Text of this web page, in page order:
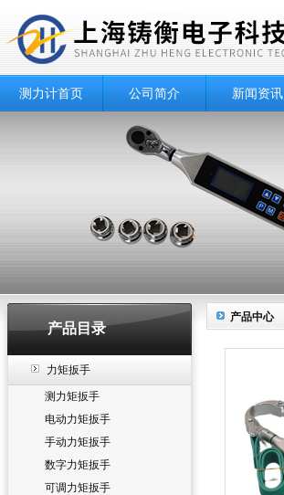
测力计首页 公司简介 新闻资讯
产品目录
力矩扳手
测力矩扳手
电动力矩扳手
手动力矩扳手
数字力矩扳手
可调力矩扳手
产品中心